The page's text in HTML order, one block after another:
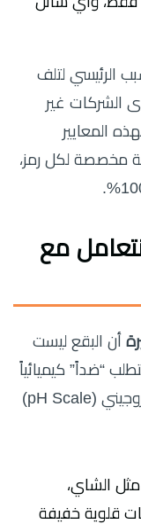
الرئيسي لتلف
الشركات غير
المعايير
مخصصة لكل رمز،
مع
أن البقع ليست
“ضداً” كيميائياً
لتفكيكها. نستخدم مقياس الرقم الهيدروجيني (pH Scale)
مثل الشاي،
قلوية خفيفة